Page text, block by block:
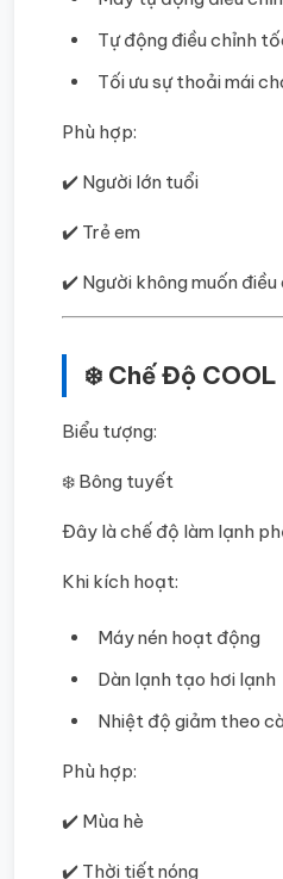
Tự động điều chỉnh
Tối ưu sự thoải mái
Phù hợp:
✔️ Người lớn tuổi
✔️ Trẻ em
✔️ Người không muốn
❄️ Chế Độ COOL
Biểu tượng:
❄️ Bông tuyết
Đây là chế độ làm lạnh
Khi kích hoạt:
Máy nén hoạt động
Dàn lạnh tạo hơi lạnh
Nhiệt độ giảm theo
Phù hợp:
✔️ Mùa hè
✔️ Thời tiết nóng